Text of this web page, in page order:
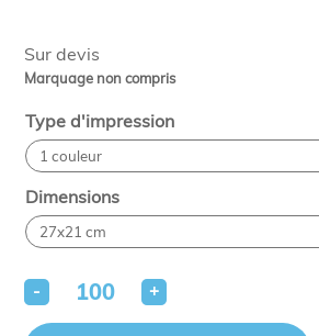
Sur devis
Marquage non compris
Type d'impression
Dimensions
- +